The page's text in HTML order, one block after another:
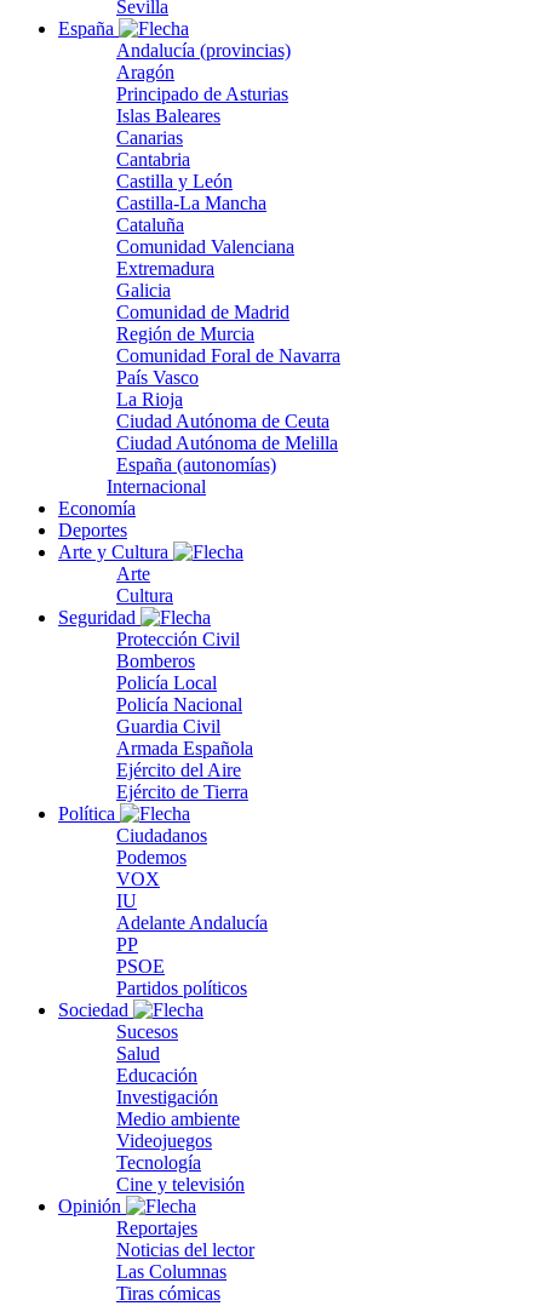
Sevilla
España
Andalucía (provincias)
Aragón
Principado de Asturias
Islas Baleares
Canarias
Cantabria
Castilla y León
Castilla-La Mancha
Cataluña
Comunidad Valenciana
Extremadura
Galicia
Comunidad de Madrid
Región de Murcia
Comunidad Foral de Navarra
País Vasco
La Rioja
Ciudad Autónoma de Ceuta
Ciudad Autónoma de Melilla
España (autonomías)
Internacional
Economía
Deportes
Arte y Cultura
Arte
Cultura
Seguridad
Protección Civil
Bomberos
Policía Local
Policía Nacional
Guardia Civil
Armada Española
Ejército del Aire
Ejército de Tierra
Política
Ciudadanos
Podemos
VOX
IU
Adelante Andalucía
PP
PSOE
Partidos políticos
Sociedad
Sucesos
Salud
Educación
Investigación
Medio ambiente
Videojuegos
Tecnología
Cine y televisión
Opinión
Reportajes
Noticias del lector
Las Columnas
Tiras cómicas